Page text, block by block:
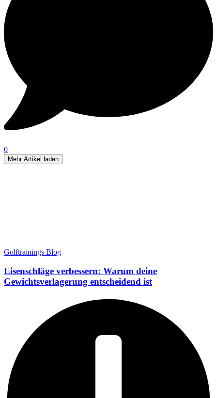
0
Mehr Artikel laden
Golftrainings Blog
Eisenschläge verbessern: Warum deine
Gewichtsverlagerung entscheidend ist